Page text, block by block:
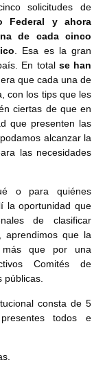
solicitudes de
Federal y ahora
de cada cinco
. Esa es la gran
En total se han
que cada una de
con los tips que les
ciertas de que en
que presenten las
alcanzar la
las necesidades
o para quiénes
la oportunidad que
de clasificar
aprendimos que la
más que por una
Comités de
públicas.
consta de 5
todos e